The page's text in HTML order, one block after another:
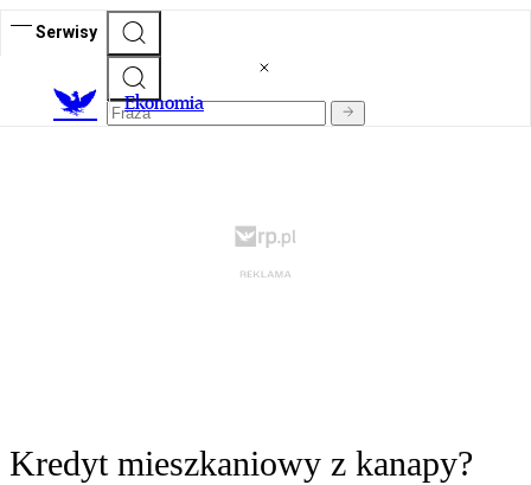
Serwisy
Ekonomia
Kredyt mieszkaniowy z kanapy?